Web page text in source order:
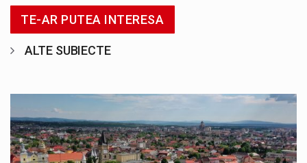
TE-AR PUTEA INTERESA
ALTE SUBIECTE